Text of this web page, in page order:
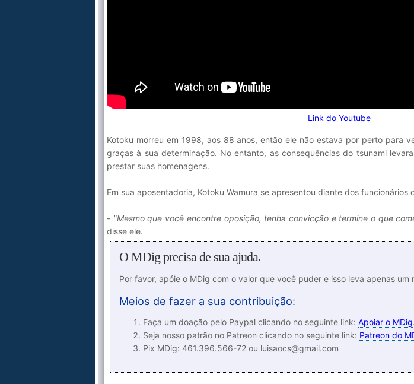
Link do Youtube
Kotoku morreu em 1998, aos 88 anos, então ele não estava por perto para
graças à sua determinação. No entanto, as consequências do tsunami
prestar suas homenagens.
Em sua aposentadoria, Kotoku Wamura se apresentou diante dos funcionários
- "Mesmo que você encontre oposição, tenha convicção e termine o que
disse ele.
O MDig precisa de sua ajuda.
Por favor, apóie o MDig com o valor que você puder e isso leva apenas um
Meios de fazer a sua contribuição:
Faça um doação pelo Paypal clicando no seguinte link: Apoiar o MDig.
Seja nosso patrão no Patreon clicando no seguinte link: Patreon do
Pix MDig: 461.396.566-72 ou luisaocs@gmail.com